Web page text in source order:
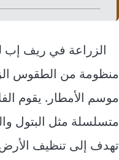
الزراعة في ريف
منظومة من الطقوس
موسم الأمطار. يقوم
متسلسلة مثل البتول
تهدف إلى تنظيف الأرض